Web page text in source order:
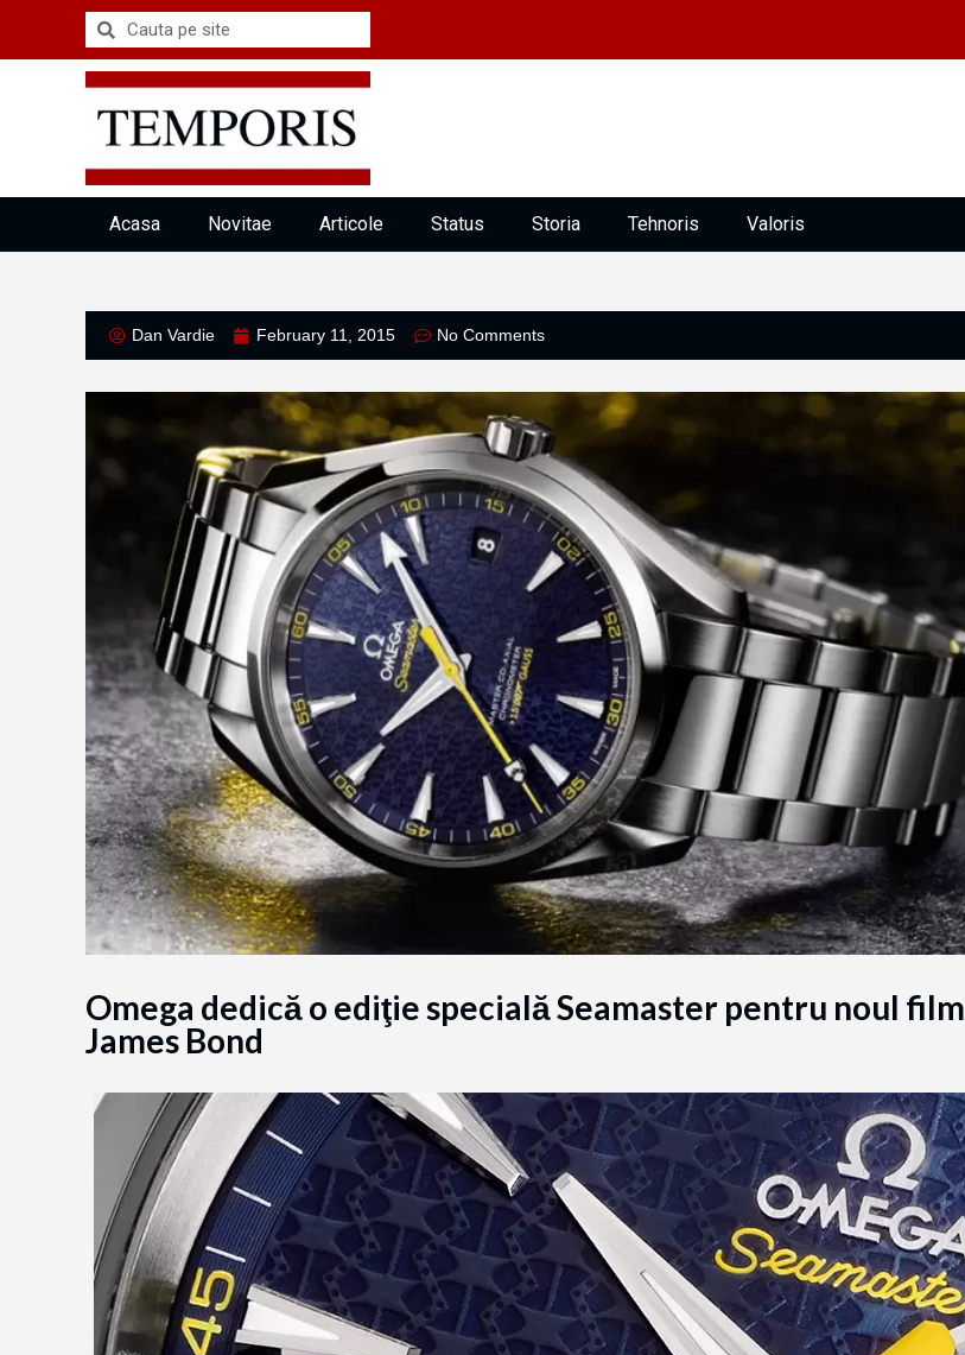
Acasa Novitae Articole Status Storia Tehnoris Valoris
Dan Vardie February 11, 2015 No Comments
Omega dedică o ediţie specială Seamaster pentru noul film
James Bond